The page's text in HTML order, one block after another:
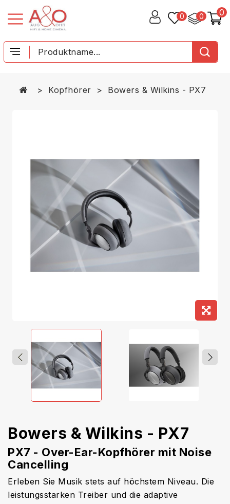
0
0
0
Kopfhörer Bowers & Wilkins - PX7
Bowers & Wilkins - PX7
PX7 - Over-Ear-Kopfhörer mit Noise
Cancelling
Erleben Sie Musik stets auf höchstem Niveau. Die
leistungsstarken Treiber und die adaptive